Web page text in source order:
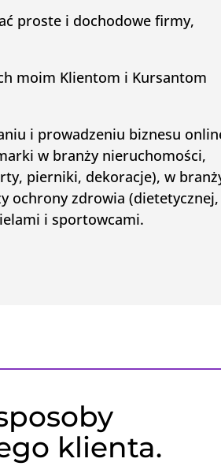
proste i dochodowe firmy,
moim Klientom i Kursantom
i prowadzeniu biznesu
w branży nieruchomości,
pierniki, dekoracje), w
ochrony zdrowia (dietetycznej,
i sportowcami.
klienta.